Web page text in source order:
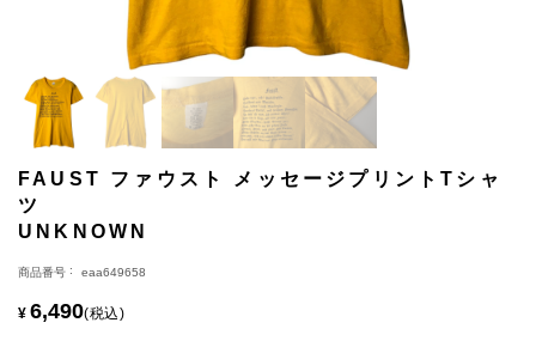
FAUST ファウスト メッセージプリントTシャ
ツ
UNKNOWN
商品番号 eaa649658
¥ 6,490 税込